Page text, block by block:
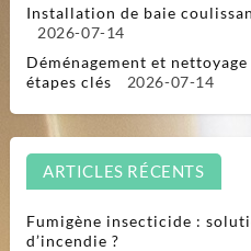
Installation de baie
2026-07-14
Déménagement et
étapes clés
2026-07-14
ARTICLES RÉCENTS
Fumigène insecticide :
d’incendie ?